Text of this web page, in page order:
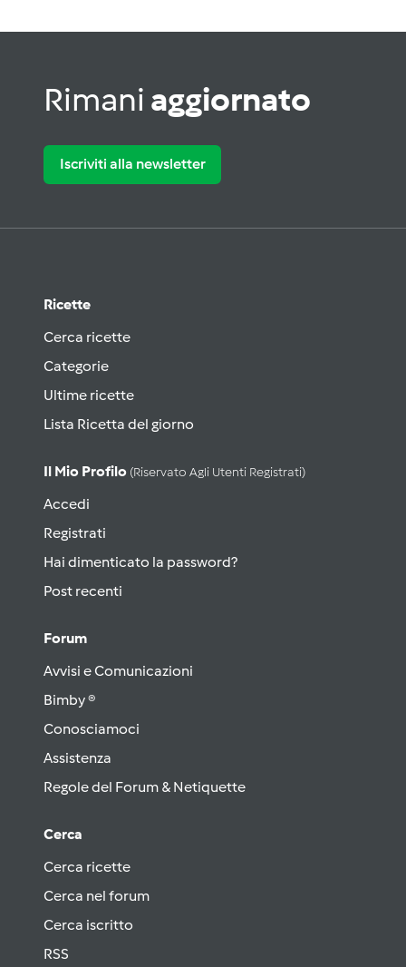
Rimani aggiornato
Iscriviti alla newsletter
Ricette
Cerca ricette
Categorie
Ultime ricette
Lista Ricetta del giorno
Il Mio Profilo (riservato Agli Utenti Registrati)
Accedi
Registrati
Hai dimenticato la password?
Post recenti
Forum
Avvisi e Comunicazioni
Bimby ®
Conosciamoci
Assistenza
Regole del Forum & Netiquette
Cerca
Cerca ricette
Cerca nel forum
Cerca iscritto
RSS